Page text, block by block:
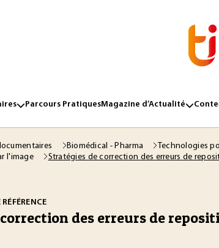
Parcours PratiquesMagazine d’Actualité
Biomédical - Pharma Technologies
l'image
Stratégies de correction des erreurs de
des erreurs de